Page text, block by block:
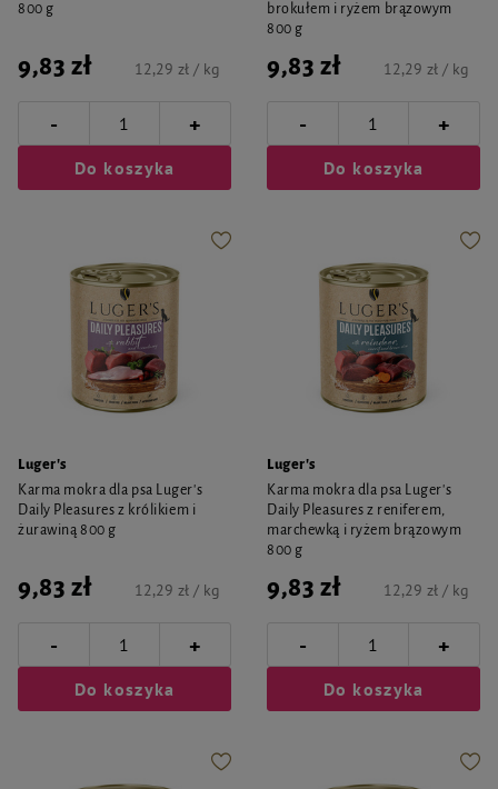
800 g
9,83 zł 12,29 zł / kg
- +
Do koszyka
brokułem i ryżem brązowym
800 g
9,83 zł 12,29 zł / kg
- +
Do koszyka
Luger's
Karma mokra dla psa Luger's
Daily Pleasures z królikiem i
żurawiną 800 g
9,83 zł 12,29 zł / kg
- +
Do koszyka
Luger's
Karma mokra dla psa Luger's
Daily Pleasures z reniferem,
marchewką i ryżem brązowym
800 g
9,83 zł 12,29 zł / kg
- +
Do koszyka